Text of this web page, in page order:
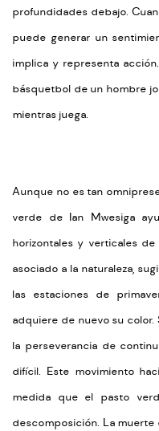
profundidades debajo.
puede generar un
implica y representa
básquetbol de un hombre
mientras juega.
Aunque no es tan
verde de Ian Mwesiga
horizontales y verticales
asociado a la naturaleza,
las estaciones de
adquiere de nuevo su
la perseverancia de
difícil. Este movimiento
medida que el pasto
descomposición. La muerte